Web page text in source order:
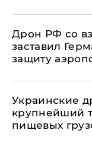
​Дрон РФ со
заставил
защиту
Украинские
крупнейший
пищевых